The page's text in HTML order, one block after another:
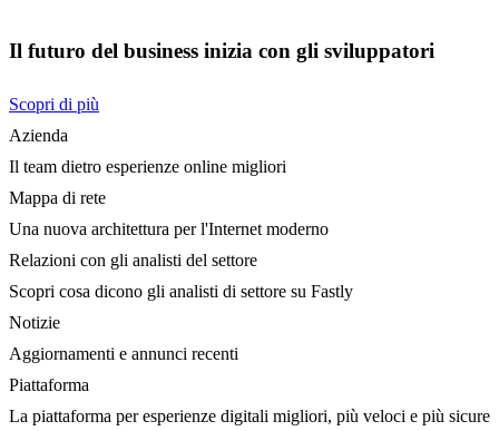
Il futuro del business inizia con gli sviluppatori
Scopri di più
Azienda
Il team dietro esperienze online migliori
Mappa di rete
Una nuova architettura per l'Internet moderno
Relazioni con gli analisti del settore
Scopri cosa dicono gli analisti di settore su Fastly
Notizie
Aggiornamenti e annunci recenti
Piattaforma
La piattaforma per esperienze digitali migliori, più veloci e più sicure